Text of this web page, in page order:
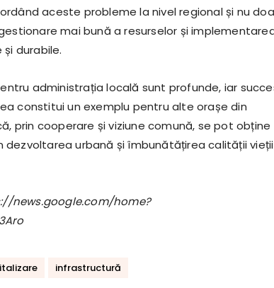
aceste probleme la nivel regional și nu
mai bună a resurselor și
durabile.
administrația locală sunt profunde, iar
constitui un exemplu pentru alte orașe din
prin cooperare și viziune comună, se pot obține
dezvoltarea urbană și îmbunătățirea calității vieții
news.google.com/home?
infrastructură